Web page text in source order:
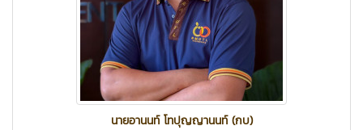
นายอานนท์ โทปุญญานนท์ (กบ)